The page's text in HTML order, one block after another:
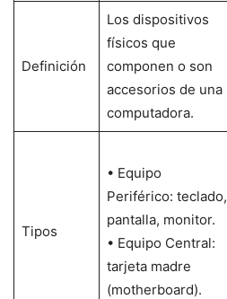
Definición
Los dispositivos
físicos que
componen o son
accesorios de una
computadora.
Tipos
• Equipo
Periférico: teclado,
pantalla, monitor.
• Equipo Central:
tarjeta madre
(motherboard).